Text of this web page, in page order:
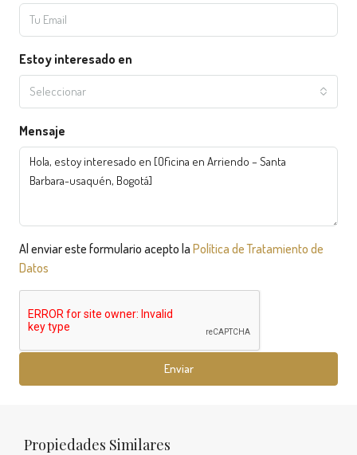
Estoy interesado en
Seleccionar
Mensaje
Al enviar este formulario acepto la Política de Tratamiento de
Datos
Enviar
Propiedades Similares